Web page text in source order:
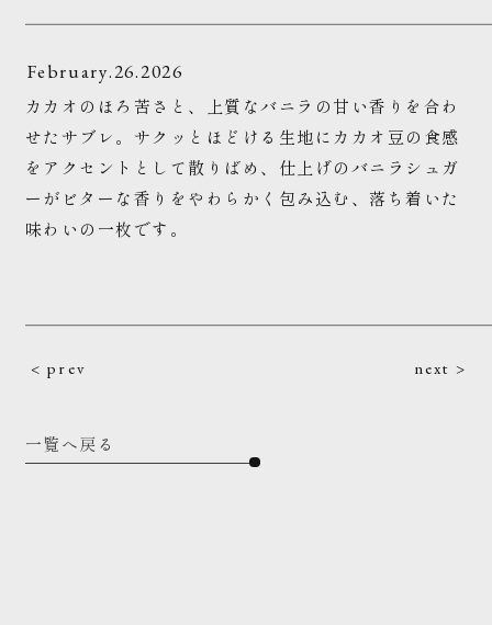
February.26.2026
カカオのほろ苦さと、上質なバニラの甘い香りを合わ
せたサブレ。サクッとほどける生地にカカオ豆の食感
をアクセントとして散りばめ、仕上げのバニラシュガ
ーがビターな香りをやわらかく包み込む、落ち着いた
味わいの一枚です。
< prev next >
一覧へ戻る